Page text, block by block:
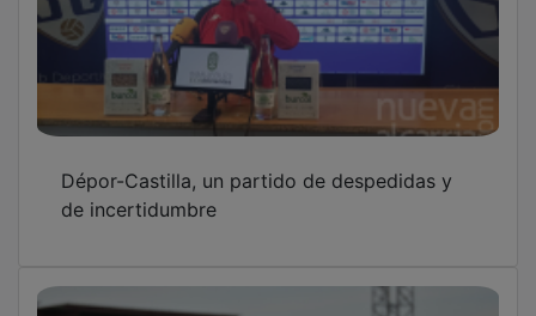
El Marchamalo pierde pero se asegura la
permanencia